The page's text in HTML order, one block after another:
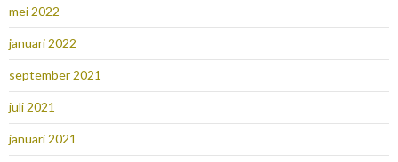
mei 2022
januari 2022
september 2021
juli 2021
januari 2021